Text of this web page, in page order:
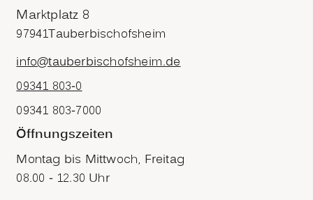
Marktplatz 8
97941Tauberbischofsheim
info@tauberbischofsheim.de
09341 803-0
09341 803-7000
Öffnungszeiten
Montag bis Mittwoch, Freitag
08.00 - 12.30 Uhr